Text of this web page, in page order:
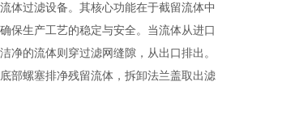
体过滤设备。其核心功能在于截留流体中
保生产工艺的稳定与安全。当流体从进口
的流体则穿过滤网缝隙，从出口排出。
部螺塞排净残留流体，拆卸法兰盖取出滤